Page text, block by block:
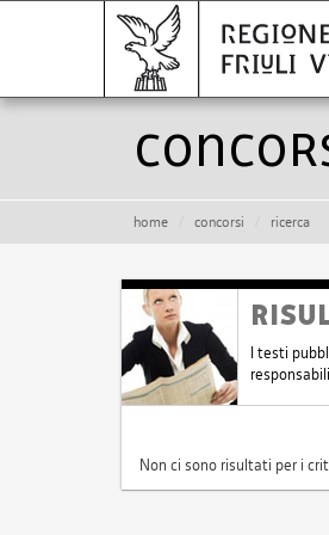
home concorsi ricerca
I testi
Non ci sono risultati per i